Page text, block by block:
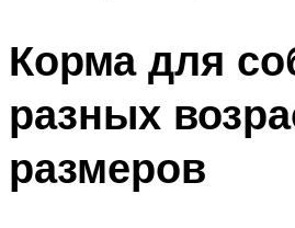
Корма для
разных
размеров